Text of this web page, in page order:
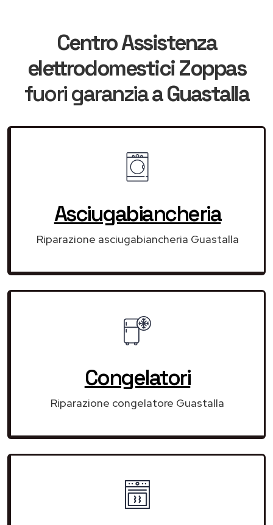
Centro Assistenza
elettrodomestici Zoppas
fuori garanziaa Guastalla
Asciugabiancheria
Riparazione asciugabiancheria Guastalla
Congelatori
Riparazione congelatore Guastalla